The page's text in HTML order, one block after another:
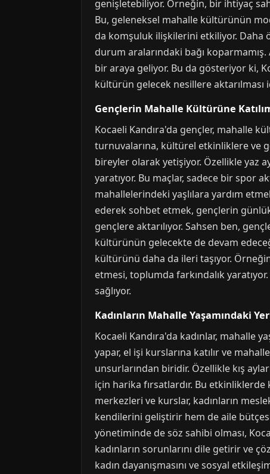
genişletebiliyor. Örneğin, bir ihtiyaç
Bu, geleneksel mahalle kültürünün
da komşuluk ilişkilerini etkiliyor. Daha
durum aralarındaki bağı
bir araya geliyor. Bu da gösteriyor ki,
kültürün gelecek nesillere
Gençlerin Mahalle Kültürüne
Kocaeli Kandıra'da gençler, mahalle
turnuvalarına, kültürel etkinliklere ve
bireyler olarak yetişiyor. Özellikle yaz
yaratıyor. Bu maçlar, sadece bir spor
mahallelerindeki yaşlılara yardım
ederek sohbet etmek, gençlerin
gençlere aktarılıyor. Sahsen ben,
kültürünün gelecekte de devam
kültürünü daha da ileri taşıyor.
etmesi, toplumda farkındalık
sağlıyor.
Kadınların Mahalle Yaşamındaki
Kocaeli Kandıra'da kadınlar, mahalle
yapar, el işi kurslarına katılır ve
unsurlarından biridir. Özellikle kış
için harika fırsatlardır. Bu
merkezleri ve kurslar, kadınların
kendilerini geliştirir hem de aile
yönetiminde de söz sahibi olması,
kadınların sorunlarını dile getirir ve
kadın dayanışmasını ve sosyal